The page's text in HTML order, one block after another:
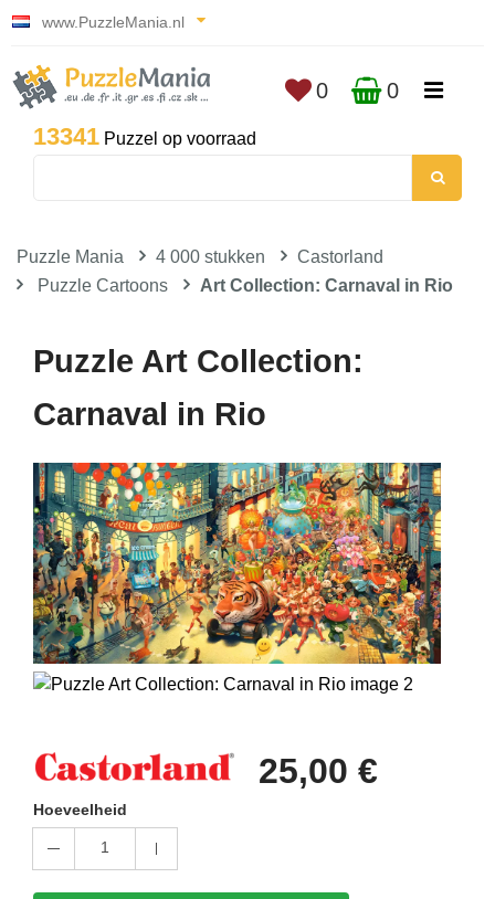
www.PuzzleMania.nl
13341 Puzzel op voorraad
0 0
Puzzle Mania 4 000 stukken
Castorland
Puzzle Cartoons
Art Collection: Carnaval in Rio
Puzzle Art Collection:
Carnaval in Rio
25,00 €
Hoeveelheid
1